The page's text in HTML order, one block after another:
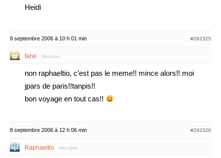
Heidi
8 septembre 2006 à 10 h 01 min #292325
fane Membre
non raphaeltio, c’est pas le meme!! mince alors!! moi
jpars de paris!!tanpis!!
bon voyage en tout cas!!
8 septembre 2006 à 12 h 06 min #292326
Raphaeltio Membre